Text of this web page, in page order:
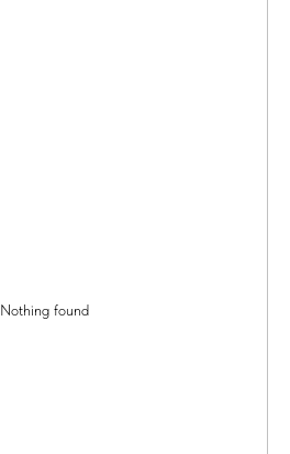
Nothing found